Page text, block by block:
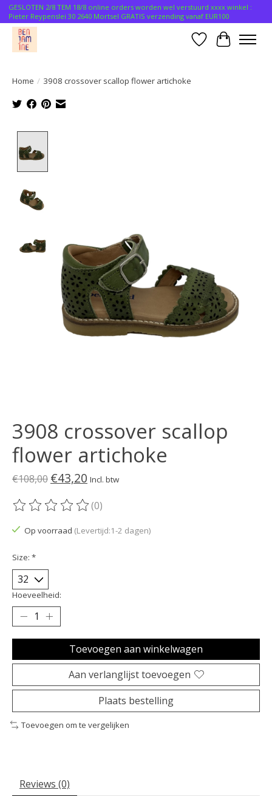
GESLOTEN 2/8 TEM 18/8 online orders worden wel verstuurd xxxx winkel :
Pieter Reypenslei 30 2640 Mortsel GRATIS verzending vanaf EUR100
Verlanglijst
Home / 3908 crossover scallop flower artichoke
3908 crossover scallop
flower artichoke
€108,00 €43,20 Incl. btw
De beoordeling van dit product is
(0)
Op voorraad (Levertijd:1-2 dagen)
Size: *
Hoeveelheid:
Toevoegen aan winkelwagen
Aan verlanglijst toevoegen
Plaats bestelling
Toevoegen om te vergelijken
Reviews (0)